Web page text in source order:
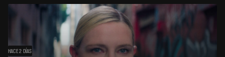
HACE 2 DÍAS